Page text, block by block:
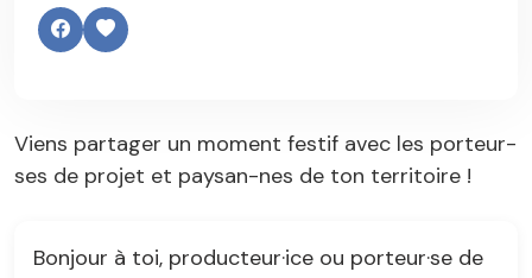
Viens partager un moment festif avec les porteur-
ses de projet et paysan-nes de ton territoire !
Bonjour à toi, producteur·ice ou porteur·se de